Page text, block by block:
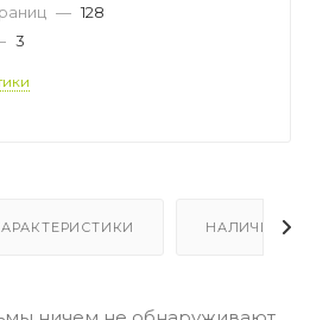
— 128
3
НАЛИЧИЕ